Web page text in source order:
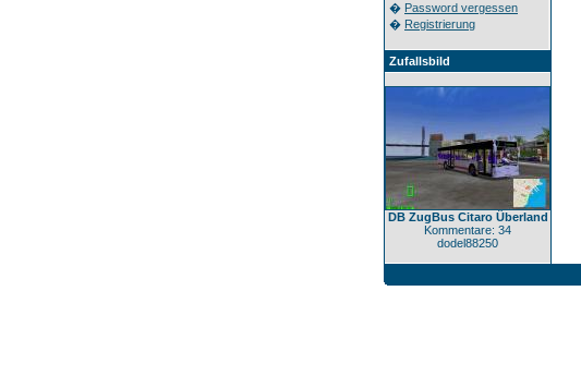
� Password vergessen
� Registrierung
Zufallsbild
DB ZugBus Citaro Überland
Kommentare: 34
dodel88250